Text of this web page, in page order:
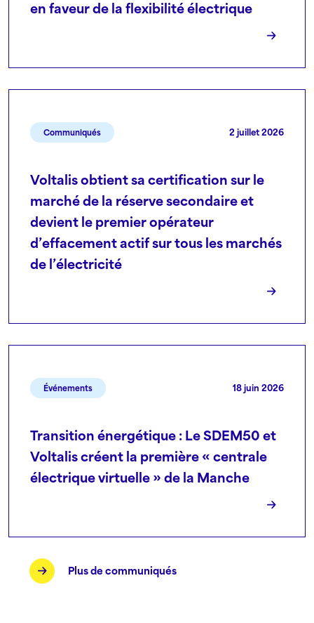
en faveur de la flexibilité électrique
Communiqués 2 juillet 2026
Voltalis obtient sa certification sur le
marché de la réserve secondaire et
devient le premier opérateur
d’effacement actif sur tous les marchés
de l’électricité
Événements 18 juin 2026
Transition énergétique : Le SDEM50 et
Voltalis créent la première « centrale
électrique virtuelle » de la Manche
Plus de communiqués